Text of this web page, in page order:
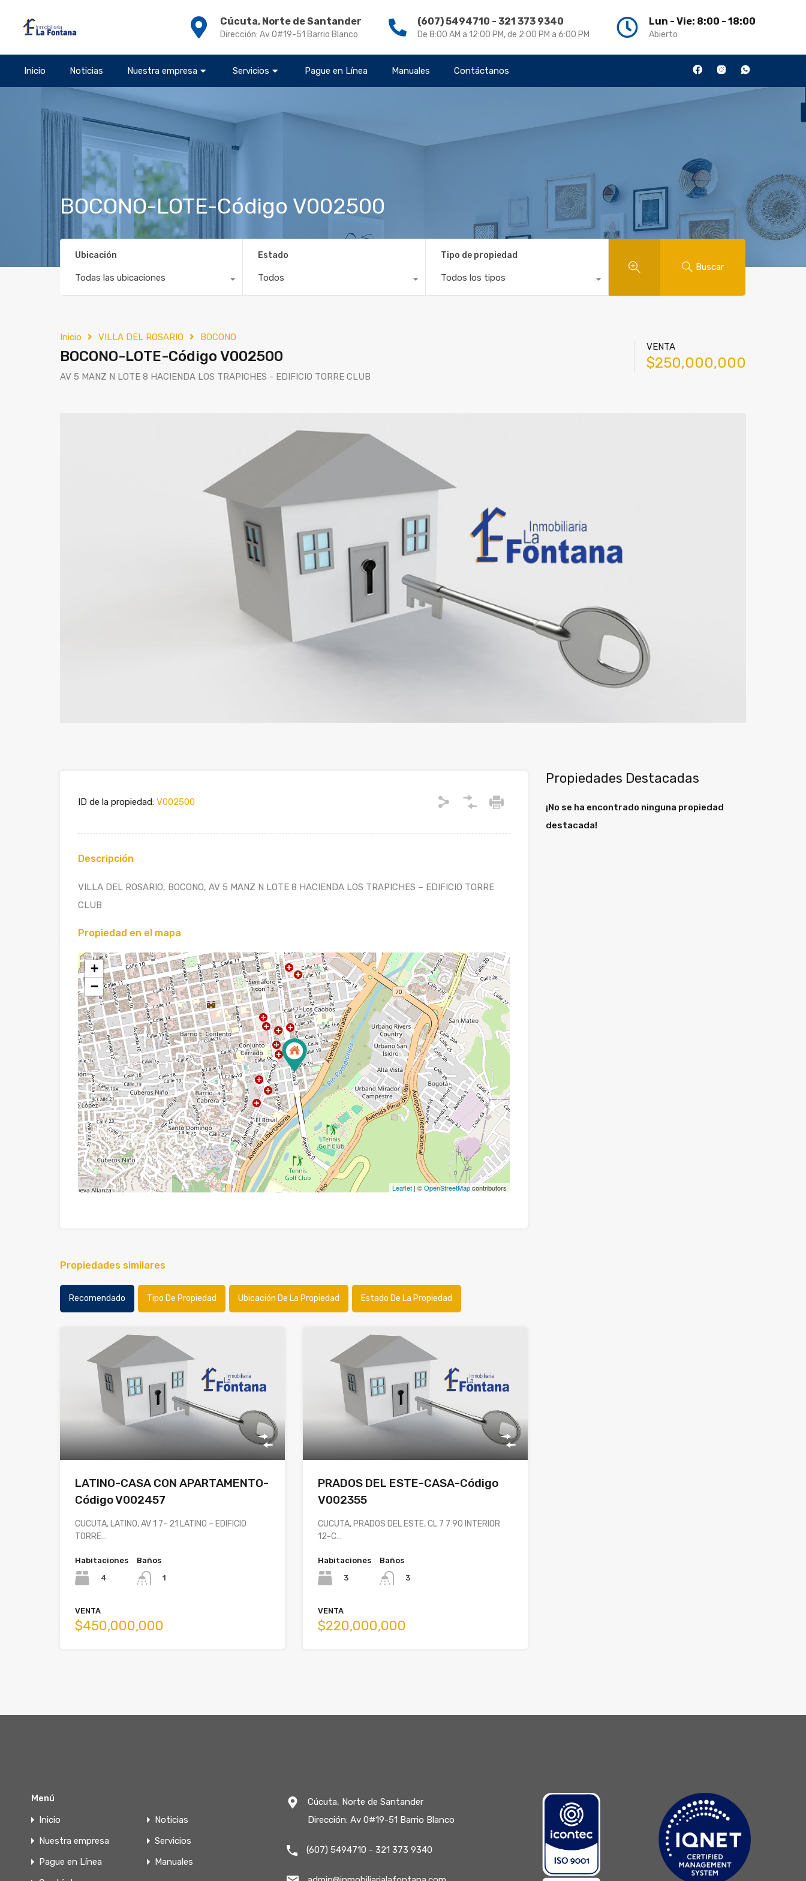
Cúcuta, Norte de Santander
Dirección: Av 0#19-51 Barrio Blanco
(607) 5494710 - 321 373 9340
De 8:00 AM a 12:00 PM, de 2:00 PM a 6:00 PM
Lun - Vie: 8:00 - 18:00
Abierto
Inicio Noticias Nuestra empresa Servicios Pague en Línea Manuales Contáctanos
BOCONO-LOTE-Código V002500
Ubicación
Todas las ubicaciones
Estado
Todos
Tipo de propiedad
Todos los tipos
Buscar
Inicio VILLA DEL ROSARIO BOCONO
BOCONO-LOTE-Código V002500
AV 5 MANZ N LOTE 8 HACIENDA LOS TRAPICHES - EDIFICIO TORRE CLUB
VENTA
$250,000,000
ID de la propiedad: V002500
Descripción
VILLA DEL ROSARIO, BOCONO, AV 5 MANZ N LOTE 8 HACIENDA LOS TRAPICHES – EDIFICIO TORRE
CLUB
Propiedad en el mapa
+
−
Leaflet| ©OpenStreetMapcontributors
Propiedades similares
Recomendado Tipo De Propiedad Ubicación De La Propiedad Estado De La Propiedad
LATINO-CASA CON APARTAMENTO-
Código V002457
CUCUTA, LATINO, AV 1 7- 21 LATINO – EDIFICIO
TORRE…
Habitaciones
4
Baños
1
VENTA
$450,000,000
PRADOS DEL ESTE-CASA-Código
V002355
CUCUTA, PRADOS DEL ESTE, CL 7 7 90 INTERIOR
12-C…
Habitaciones
3
Baños
3
VENTA
$220,000,000
Propiedades Destacadas
¡No se ha encontrado ninguna propiedad
destacada!
Menú
Inicio
Noticias
Nuestra empresa
Servicios
Pague en Línea
Manuales
Cúcuta, Norte de Santander
Dirección: Av 0#19-51 Barrio Blanco
(607) 5494710 - 321 373 9340